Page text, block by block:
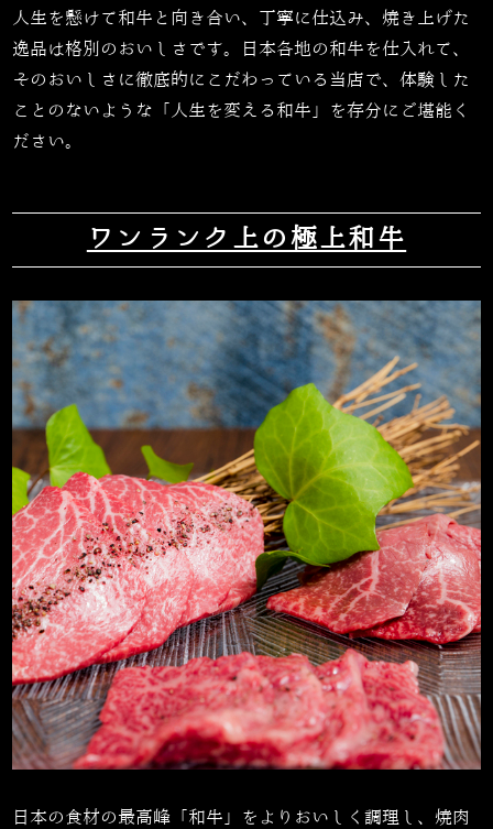
人生を懸けて和牛と向き合い、丁寧に仕込み、焼き上げた
逸品は格別のおいしさです。日本各地の和牛を仕入れて、
そのおいしさに徹底的にこだわっている当店で、体験した
ことのないような「人生を変える和牛」を存分にご堪能く
ださい。
ワンランク上の極上和牛
日本の食材の最高峰「和牛」をよりおいしく調理し、焼肉